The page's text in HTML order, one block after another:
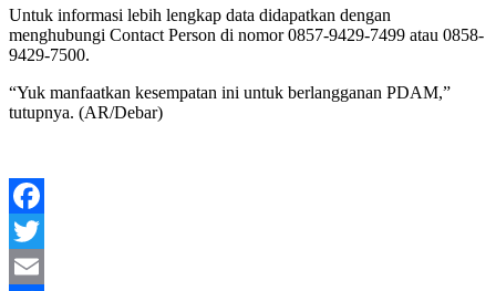
Untuk informasi lebih lengkap data didapatkan dengan
menghubungi Contact Person di nomor 0857-9429-7499 atau 0858-
9429-7500.
“Yuk manfaatkan kesempatan ini untuk berlangganan PDAM,”
tutupnya. (AR/Debar)
Facebook
Twitter